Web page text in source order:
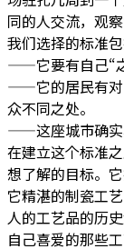
同的人交流，观
我们选择的标准包
——它要有自己“
——它的居民有对
众不同之处。
——这座城市确实
在建立这个标准
想了解的目标。
它精湛的制瓷工
人的工艺品的历
自己喜爱的那些